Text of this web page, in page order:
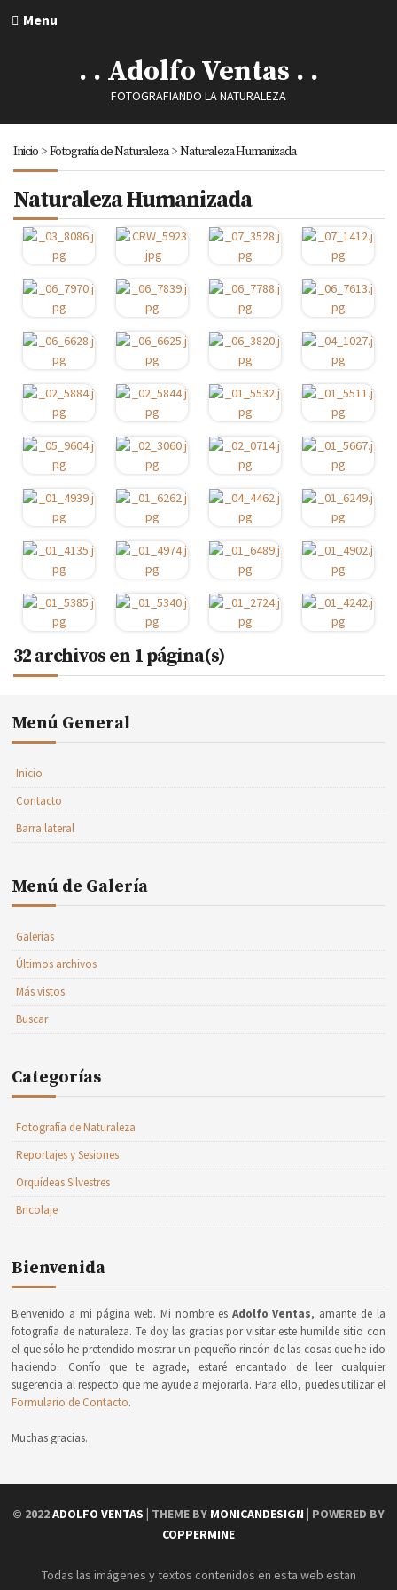
Menu
. . Adolfo Ventas . .
FOTOGRAFIANDO LA NATURALEZA
Inicio>Fotografía de Naturaleza>Naturaleza Humanizada
Naturaleza Humanizada
32 archivos en 1 página(s)
Menú General
Inicio
Contacto
Barra lateral
Menú de Galería
Galerías
Últimos archivos
Más vistos
Buscar
Categorías
Fotografía de Naturaleza
Reportajes y Sesiones
Orquídeas Silvestres
Bricolaje
Bienvenida
Bienvenido a mi página web. Mi nombre es Adolfo Ventas, amante de la
fotografía de naturaleza. Te doy las gracias por visitar este humilde sitio con
el que sólo he pretendido mostrar un pequeño rincón de las cosas que he ido
haciendo. Confío que te agrade, estaré encantado de leer cualquier
sugerencia al respecto que me ayude a mejorarla. Para ello, puedes utilizar el
Formulario de Contacto.
Muchas gracias.
© 2022ADOLFO VENTAS | THEME BY MONICANDESIGN | POWERED BY
COPPERMINE
Todas las imágenes y textos contenidos en esta web estan